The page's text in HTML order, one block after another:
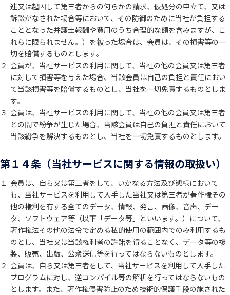
連又は起因して第三者からの何らかの請求、仮処分の申立て、又は
訴訟がなされた場合等において、その防御のために当社が負担する
こととなった弁護士報酬や費用のうち合理的な額を含みますが、こ
れらに限られません。）を被った場合は、会員は、その損害等の一
切を賠償するものとします。
２ 会員が、当社サービスの利用に関して、当社の他の会員又は第三者
に対して損害等を与えた場合、当該会員は自己の負担と責任におい
て当該損害等を賠償するものとし、当社を一切免責するものとしま
す。
３ 会員は、当社サービスの利用に関して、当社の他の会員又は第三者
との間で紛争が生じた場合、当該会員は自己の負担と責任において
当該紛争を解決するものとし、当社を一切免責するものとします。
第１４条（当社サービスに関する情報の取扱い）
１ 会員は、自ら又は第三者をして、いかなる方法及び態様において
も、当社サービスを利用して入手した当社又は第三者が著作権その
他の権利を有する全てのデータ、情報、発言、画像、音声、デー
タ、ソフトウェア等（以下「データ等」といいます。）について、
著作権法その他の法令で定める私的使用の範囲内でのみ利用するも
のとし、当社又は当該権利者の許諾を得ることなく、データ等の複
製、販売、出版、公衆送信等を行ってはならないものとします。
２ 会員は、自ら又は第三者をして、当社サービスを利用して入手した
プログラムに対し、逆コンパイル等の解析を行ってはならないもの
とします。また、著作権侵害防止のため技術的保護手段の施された